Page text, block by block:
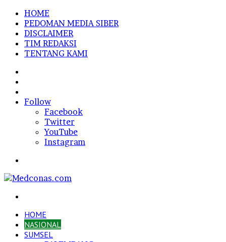
HOME
PEDOMAN MEDIA SIBER
DISCLAIMER
TIM REDAKSI
TENTANG KAMI
In
Follow
Facebook
Twitter
YouTube
Instagram
HOME
NASIONAL
SUMSEL